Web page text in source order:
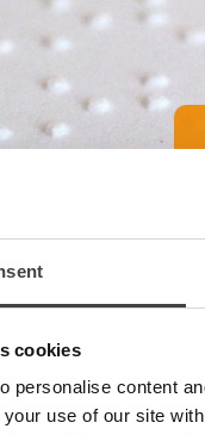
cookies
personalise content
your use of our site
Es gibt keine Produkte